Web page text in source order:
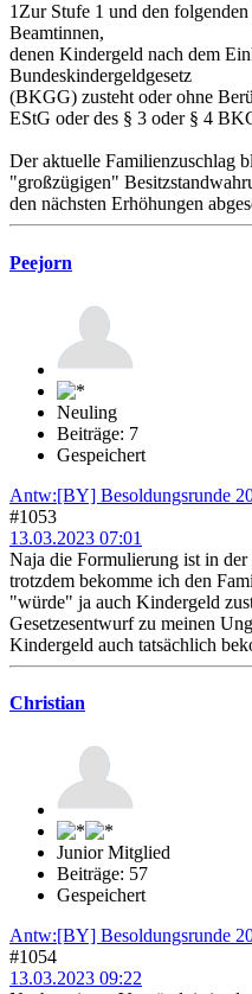
1Zur Stufe 1 und den
Beamtinnen,
denen Kindergeld nach dem
Bundeskindergeldgesetz
(BKGG) zusteht oder ohne
EStG oder des § 3 oder § 4
Der aktuelle Familienzuschlag
"großzügigen"
den nächsten Erhöhungen
Peejorn
Neuling
Beiträge: 7
Gespeichert
Antw:[BY] Besoldungsrunde
#1053
13.03.2023 07:01
Naja die Formulierung ist in der
trotzdem bekomme ich den
"würde" ja auch Kindergeld
Gesetzesentwurf zu meinen
Kindergeld auch tatsächlich
Christian
Junior Mitglied
Beiträge: 57
Gespeichert
Antw:[BY] Besoldungsrunde
#1054
13.03.2023 09:22